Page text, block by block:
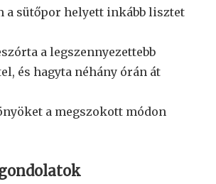
a sütőpor helyett inkább lisztet
a legszennyezettebb
és hagyta néhány órán át
a megszokott módon